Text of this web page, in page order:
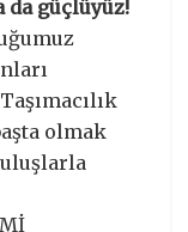
da güçlüyüz!
olmak